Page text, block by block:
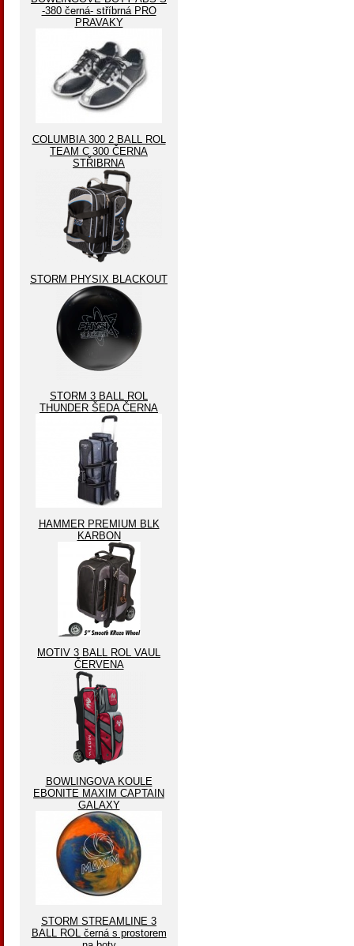
-380 černá- stříbrná PRO
PRAVAKY
COLUMBIA 300 2 BALL ROL
TEAM C 300 ČERNA
STŘIBRNA
STORM PHYSIX BLACKOUT
STORM 3 BALL ROL
THUNDER ŠEDA ČERNA
HAMMER PREMIUM BLK
KARBON
MOTIV 3 BALL ROL VAUL
ČERVENA
BOWLINGOVA KOULE
EBONITE MAXIM CAPTAIN
GALAXY
STORM STREAMLINE 3
BALL ROL černá s prostorem